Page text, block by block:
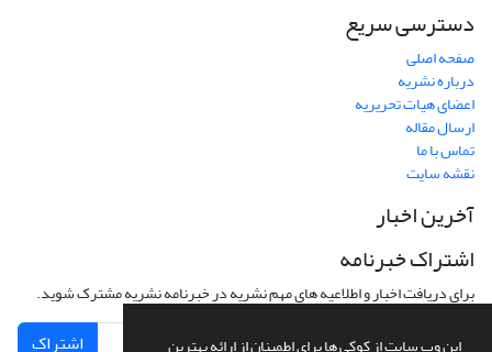
این وب سایت از کوکی ها برای اطمینان از ارائه بهترین
دسترسی سریع
صفحه اصلی
درباره نشریه
اعضای هیات تحریریه
ارسال مقاله
تماس با ما
نقشه سایت
آخرین اخبار
اشتراک خبرنامه
برای دریافت اخبار و اطلاعیه های مهم نشریه در خبرنامه نشریه مشترک شوید.
اشتراک